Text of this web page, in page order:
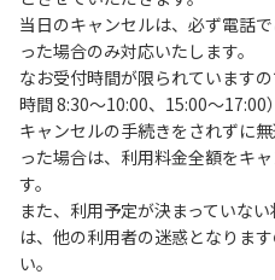
基本的に、テント1張りにつ
管理棟にてチェックインの手
時前にお越しの方は、午後3
続きを行ってください。午後5
手続きを行ってください。
４、車両は、荷物の積み下ろ
ださい。
５、チェックアウトは、午前
午後5時まで）です。チェッ
方や使用人数が増えた場合は
当日のキャンセルは、必ず電話
った場合のみ対応いたします。
なお受付時間が限られています
時間 8:30～10:00、15:00～17:00）
キャンセルの手続きをされずに
った場合は、利用料金全額をキ
す。
また、利用予定が決まっていな
は、他の利用者の迷惑となりま
い。